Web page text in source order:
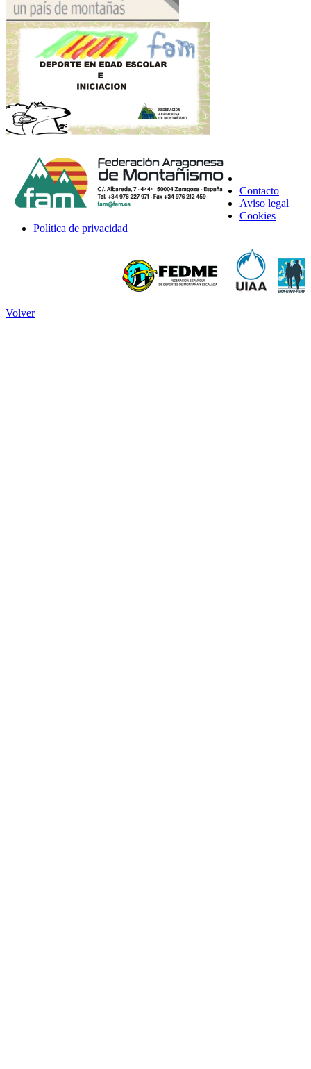
Contacto
Aviso legal
Cookies
Política de privacidad
Volver